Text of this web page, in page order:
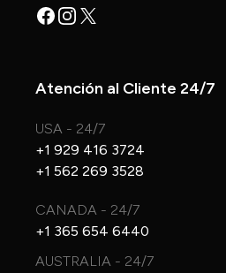
Facebook
Instagram
X
Atención al Cliente 24/7
USA - 24/7
+1 929 416 3724
+1 562 269 3528
CANADA - 24/7
+1 365 654 6440
AUSTRALIA - 24/7